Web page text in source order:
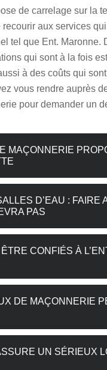
de carrelage sur la
aux services
tel que Ent. Maronne.
qui sont à la fois
à des coûts qui
vous rendre auprès
pour demander un
MAÇONNERIE
D’EAU : FAIRE
PAS
CONFIÉS À
DE MAÇONNERIE
UN SÉRIEUX